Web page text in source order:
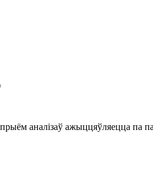
аналізаў ажыццяўляецца па